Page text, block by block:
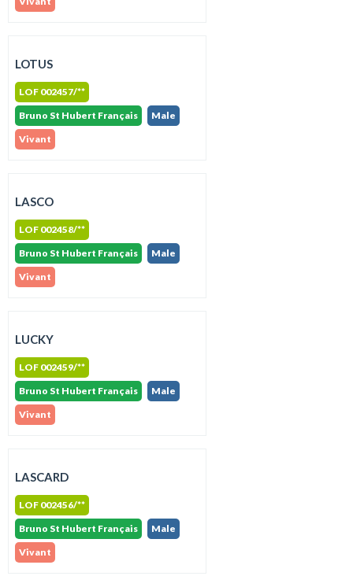
LOTUS
LOF 002457/**
Bruno St Hubert Français
Male
Vivant
LASCO
LOF 002458/**
Bruno St Hubert Français
Male
Vivant
LUCKY
LOF 002459/**
Bruno St Hubert Français
Male
Vivant
LASCARD
LOF 002456/**
Bruno St Hubert Français
Male
Vivant